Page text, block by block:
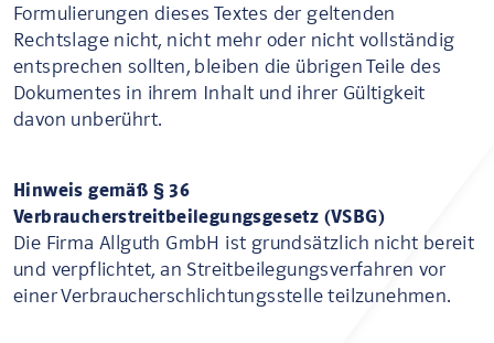
Formulierungen dieses Textes der geltenden
Rechtslage nicht, nicht mehr oder nicht vollständig
entsprechen sollten, bleiben die übrigen Teile des
Dokumentes in ihrem Inhalt und ihrer Gültigkeit
davon unberührt.
Hinweis gemäß § 36
Verbraucherstreitbeilegungsgesetz (VSBG)
Die Firma Allguth GmbH ist grundsätzlich nicht bereit
und verpflichtet, an Streitbeilegungsverfahren vor
einer Verbraucherschlichtungsstelle teilzunehmen.